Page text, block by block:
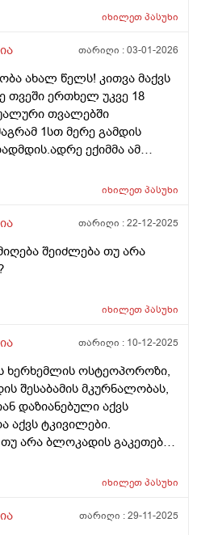
თუ ამას მნიშვნელობა
რომ ნევროზიც ცალკე
ტკივილს შეიძლება
მაგრან მოქმედებს თუარა
ხანირო წამლებს ვსვა
წამლებს ხომარ
კიდე სტრეზამს კიდე
დანარჩენის ა ხლა
იხილეთპასუხი
თარიღი :03-01-2026
ახალ წელს! კითვა მაქვს
თვეში ერთხელ უკვე 18
თვალებში
1სთ მერე გამდის
ექიმმა ამ
ერთერთმა ნევროლოგმა
გავიგე რომელია
რომ კვების სახით
მადლობა
იხილეთპასუხი
თარიღი :22-12-2025
შეიძლება თუ არა
იხილეთპასუხი
თარიღი : 10-12-2025
ხერხემლის ოსტეოპოროზი,
შესაბამის მკურნალობას,
დაზიანებული აქვს
აქვს ტკივილები.
თუ არა ბლოკადის გაკეთება
იხილეთპასუხი
თარიღი :29-11-2025